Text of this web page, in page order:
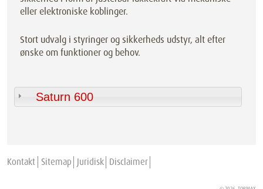
eller elektroniske koblinger.
Stort udvalg i styringer og sikkerheds udstyr, alt efter
ønske om funktioner og behov.
Saturn 600
Kontakt Sitemap Juridisk Disclaimer